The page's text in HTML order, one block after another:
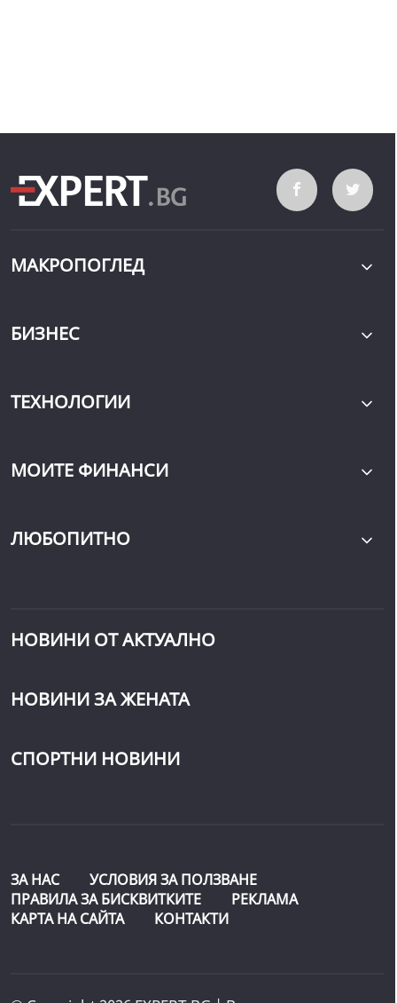
МАКРОПОГЛЕД
БИЗНЕС
ТЕХНОЛОГИИ
МОИТЕ ФИНАНСИ
ЛЮБОПИТНО
НОВИНИ ОТ АКТУАЛНО
НОВИНИ ЗА ЖЕНАТА
СПОРТНИ НОВИНИ
ЗА НАС
УСЛОВИЯ ЗА ПОЛЗВАНЕ
ПРАВИЛА ЗА БИСКВИТКИТЕ
РЕКЛАМА
КАРТА НА САЙТА
КОНТАКТИ